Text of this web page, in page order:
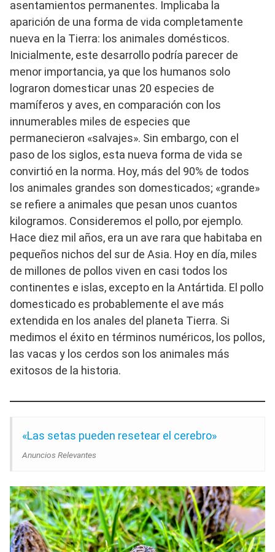
asentamientos permanentes. Implicaba la
aparición de una forma de vida completamente
nueva en la Tierra: los animales domésticos.
Inicialmente, este desarrollo podría parecer de
menor importancia, ya que los humanos solo
lograron domesticar unas 20 especies de
mamíferos y aves, en comparación con los
innumerables miles de especies que
permanecieron «salvajes». Sin embargo, con el
paso de los siglos, esta nueva forma de vida se
convirtió en la norma. Hoy, más del 90% de todos
los animales grandes son domesticados; «grande»
se refiere a animales que pesan unos cuantos
kilogramos. Consideremos el pollo, por ejemplo.
Hace diez mil años, era un ave rara que habitaba en
pequeños nichos del sur de Asia. Hoy en día, miles
de millones de pollos viven en casi todos los
continentes e islas, excepto en la Antártida. El pollo
domesticado es probablemente el ave más
extendida en los anales del planeta Tierra. Si
medimos el éxito en términos numéricos, los pollos,
las vacas y los cerdos son los animales más
exitosos de la historia.
«Las setas pueden resetear el cerebro»
Anuncios Relevantes